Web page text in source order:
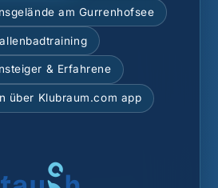
am Gurrenhofsee
& Erfahrene
über Klubraum.com app